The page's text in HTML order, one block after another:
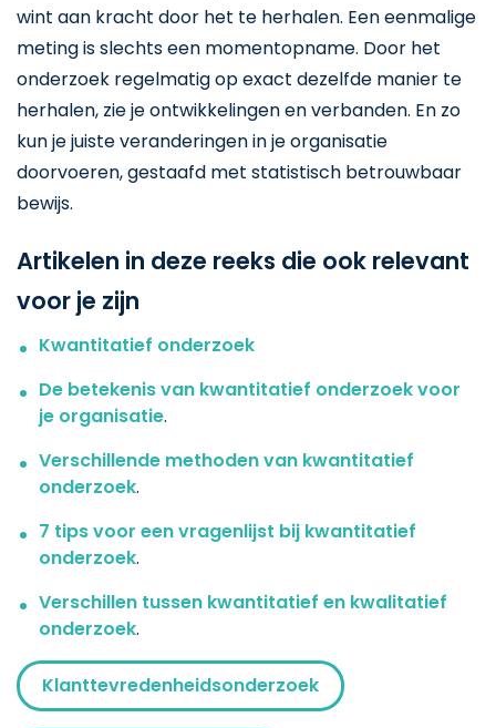
wint aan kracht door het te herhalen. Een eenmalige
meting is slechts een momentopname. Door het
onderzoek regelmatig op exact dezelfde manier te
herhalen, zie je ontwikkelingen en verbanden. En zo
kun je juiste veranderingen in je organisatie
doorvoeren, gestaafd met statistisch betrouwbaar
bewijs.
Artikelen in deze reeks die ook relevant
voor je zijn
Kwantitatief onderzoek
De betekenis van kwantitatief onderzoek voor
je organisatie.
Verschillende methoden van kwantitatief
onderzoek.
7 tips voor een vragenlijst bij kwantitatief
onderzoek.
Verschillen tussen kwantitatief en kwalitatief
onderzoek.
Klanttevredenheidsonderzoek